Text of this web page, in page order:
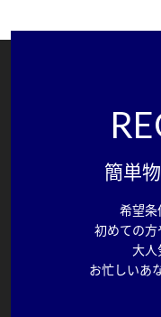
簡単
希望条
初めての
大人
お忙しいあ